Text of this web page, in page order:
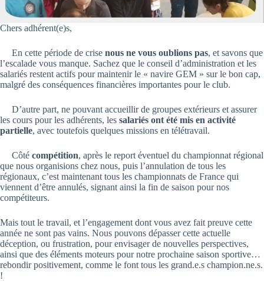
Chers adhérent(e)s,
En cette période de crise nous ne vous oublions pas, et savons que
l’escalade vous manque. Sachez que le conseil d’administration et les
salariés restent actifs pour maintenir le « navire GEM » sur le bon cap,
malgré des conséquences financières importantes pour le club.
D’autre part, ne pouvant accueillir de groupes extérieurs et assurer
les cours pour les adhérents, les salariés ont été mis en activité
partielle, avec toutefois quelques missions en télétravail.
Côté compétition, après le report éventuel du championnat régional
que nous organisions chez nous, puis l’annulation de tous les
régionaux, c’est maintenant tous les championnats de France qui
viennent d’être annulés, signant ainsi la fin de saison pour nos
compétiteurs.
Mais tout le travail, et l’engagement dont vous avez fait preuve cette
année ne sont pas vains. Nous pouvons dépasser cette actuelle
déception, ou frustration, pour envisager de nouvelles perspectives,
ainsi que des éléments moteurs pour notre prochaine saison sportive…
rebondir positivement, comme le font tous les grand.e.s champion.ne.s.
!